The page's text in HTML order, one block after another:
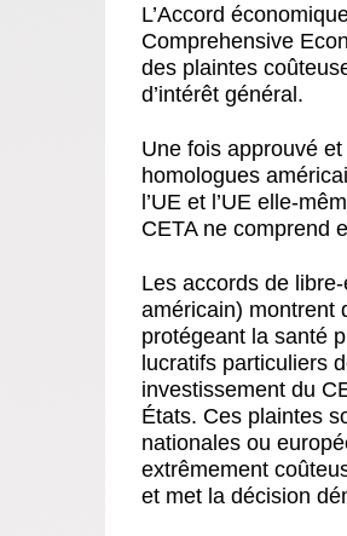
L’Accord
Comprehensive
des plaintes
d’intérêt général.
Une fois approuvé
homologues
l’UE et l’UE elle-
CETA ne comprend
Les accords de
américain) montrent
protégeant la santé
lucratifs particuliers
investissement du
États. Ces plaintes
nationales ou
extrêmement
et met la décision